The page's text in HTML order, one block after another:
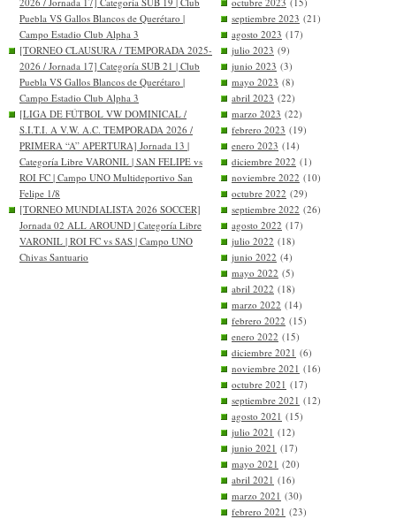
Puebla VS Gallos Blancos de Querétaro |
Campo Estadio Club Alpha 3
[TORNEO CLAUSURA / TEMPORADA 2025-
2026 / Jornada 17] Categoría SUB 21 | Club
Puebla VS Gallos Blancos de Querétaro |
Campo Estadio Club Alpha 3
[LIGA DE FÚTBOL VW DOMINICAL /
S.I.T.I. A V.W. A.C. TEMPORADA 2026 /
PRIMERA “A” APERTURA] Jornada 13 |
Categoría Libre VARONIL | SAN FELIPE vs
ROI FC | Campo UNO Multideportivo San
Felipe 1/8
[TORNEO MUNDIALISTA 2026 SOCCER]
Jornada 02 ALL AROUND | Categoría Libre
VARONIL | ROI FC vs SAS | Campo UNO
Chivas Santuario
septiembre 2023 (21)
agosto 2023 (17)
julio 2023 (9)
junio 2023 (3)
mayo 2023 (8)
abril 2023 (22)
marzo 2023 (22)
febrero 2023 (19)
enero 2023 (14)
diciembre 2022 (1)
noviembre 2022 (10)
octubre 2022 (29)
septiembre 2022 (26)
agosto 2022 (17)
julio 2022 (18)
junio 2022 (4)
mayo 2022 (5)
abril 2022 (18)
marzo 2022 (14)
febrero 2022 (15)
enero 2022 (15)
diciembre 2021 (6)
noviembre 2021 (16)
octubre 2021 (17)
septiembre 2021 (12)
agosto 2021 (15)
julio 2021 (12)
junio 2021 (17)
mayo 2021 (20)
abril 2021 (16)
marzo 2021 (30)
febrero 2021 (23)